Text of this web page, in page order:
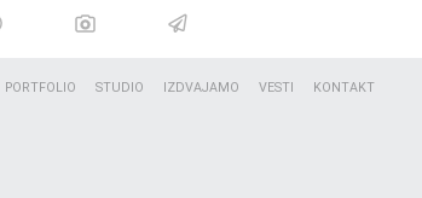
PORTFOLIO STUDIO IZDVAJAMO VESTI KONTAKT